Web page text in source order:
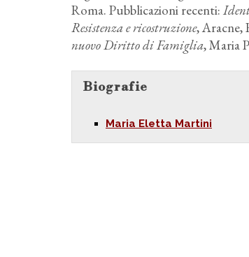
Roma. Pubblicazioni recenti:
Resistenza e ricostruzione, Aracne,
nuovo Diritto di Famiglia, Maria
Biografie
Maria Eletta Martini